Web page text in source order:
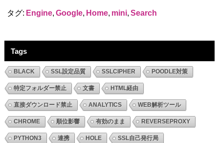
タグ: Engine,Google, Home, mini,Search
Tags
BLACK SSL設定品質 SSLCIPHER POODLE対策
特定フォルダー禁止 文書 HTML経由
直接ダウンロード禁止 ANALYTICS WEB解析ツール
CHROME 順位影響 有効のまま REVERSEPROXY
PYTHON3 連携 HOLE SSL自己発行局